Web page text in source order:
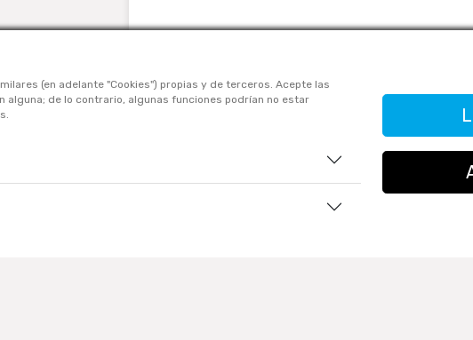
(en adelante "Cookies") propias y de terceros. Acepte las
de lo contrario, algunas funciones podrían no estar